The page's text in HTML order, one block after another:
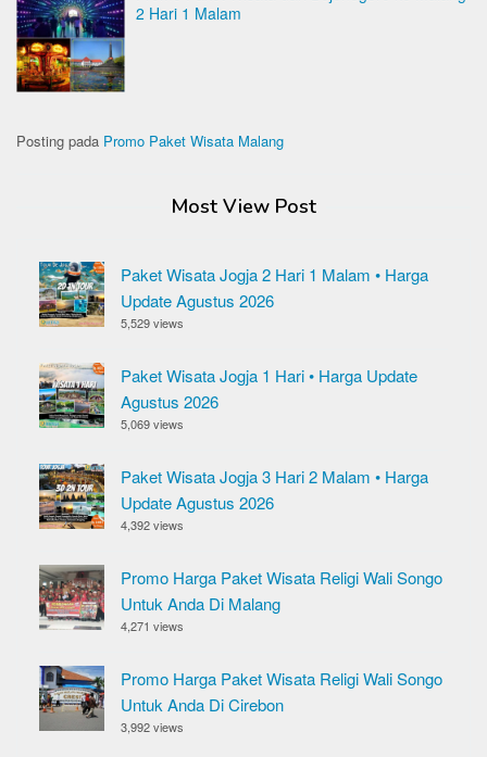
2 Hari 1 Malam
Posting pada Promo Paket Wisata Malang
Most View Post
Paket Wisata Jogja 2 Hari 1 Malam • Harga
Update Agustus 2026
5,529 views
Paket Wisata Jogja 1 Hari • Harga Update
Agustus 2026
5,069 views
Paket Wisata Jogja 3 Hari 2 Malam • Harga
Update Agustus 2026
4,392 views
Promo Harga Paket Wisata Religi Wali Songo
Untuk Anda Di Malang
4,271 views
Promo Harga Paket Wisata Religi Wali Songo
Untuk Anda Di Cirebon
3,992 views